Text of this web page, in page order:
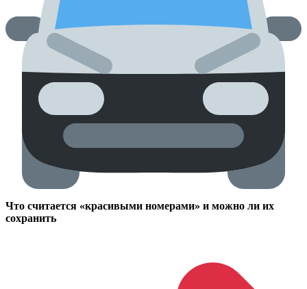
Что считается «красивыми номерами» и можно ли их
сохранить